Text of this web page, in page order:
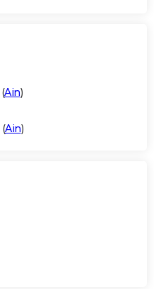
(Ain)
(Ain)